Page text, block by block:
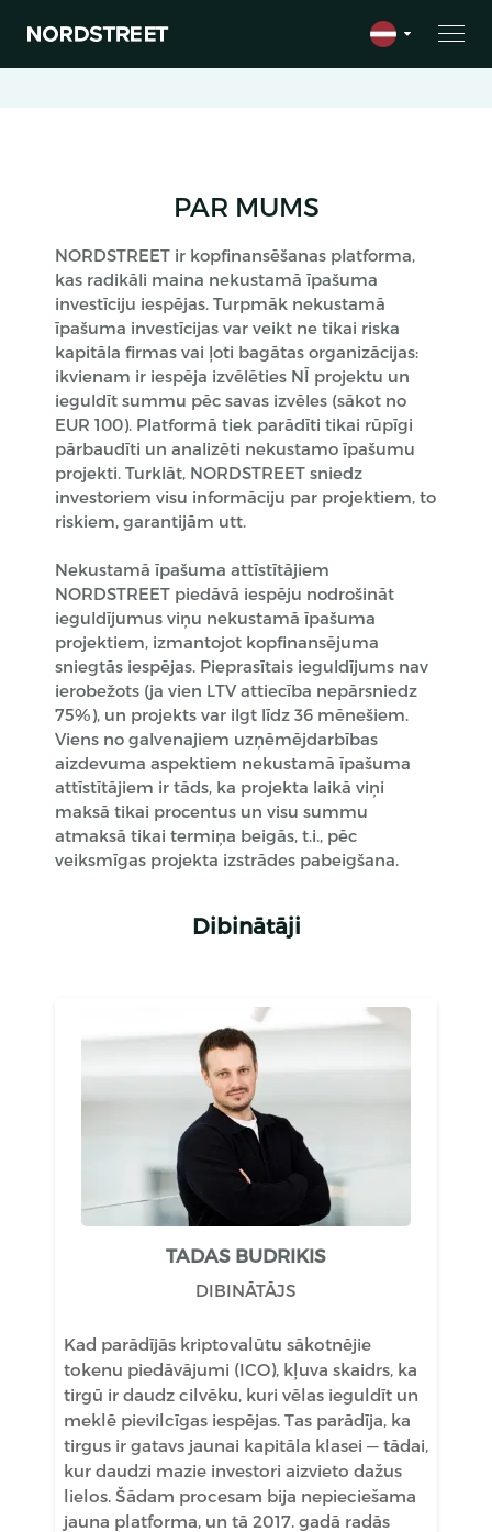
PAR MUMS
NORDSTREET ir kopfinansēšanas platforma,
kas radikāli maina nekustamā īpašuma
investīciju iespējas. Turpmāk nekustamā
īpašuma investīcijas var veikt ne tikai riska
kapitāla firmas vai ļoti bagātas organizācijas:
ikvienam ir iespēja izvēlēties NĪ projektu un
ieguldīt summu pēc savas izvēles (sākot no
EUR 100). Platformā tiek parādīti tikai rūpīgi
pārbaudīti un analizēti nekustamo īpašumu
projekti. Turklāt, NORDSTREET sniedz
investoriem visu informāciju par projektiem, to
riskiem, garantijām utt.
Nekustamā īpašuma attīstītājiem
NORDSTREET piedāvā iespēju nodrošināt
ieguldījumus viņu nekustamā īpašuma
projektiem, izmantojot kopfinansējuma
sniegtās iespējas. Pieprasītais ieguldījums nav
ierobežots (ja vien LTV attiecība nepārsniedz
75%), un projekts var ilgt līdz 36 mēnešiem.
Viens no galvenajiem uzņēmējdarbības
aizdevuma aspektiem nekustamā īpašuma
attīstītājiem ir tāds, ka projekta laikā viņi
maksā tikai procentus un visu summu
atmaksā tikai termiņa beigās, t.i., pēc
veiksmīgas projekta izstrādes pabeigšana.
Dibinātāji
TADAS BUDRIKIS
DIBINĀTĀJS
Kad parādījās kriptovalūtu sākotnējie
tokenu piedāvājumi (ICO), kļuva skaidrs, ka
tirgū ir daudz cilvēku, kuri vēlas ieguldīt un
meklē pievilcīgas iespējas. Tas parādīja, ka
tirgus ir gatavs jaunai kapitāla klasei — tādai,
kur daudzi mazie investori aizvieto dažus
lielos. Šādam procesam bija nepieciešama
jauna platforma, un tā 2017. gadā radās